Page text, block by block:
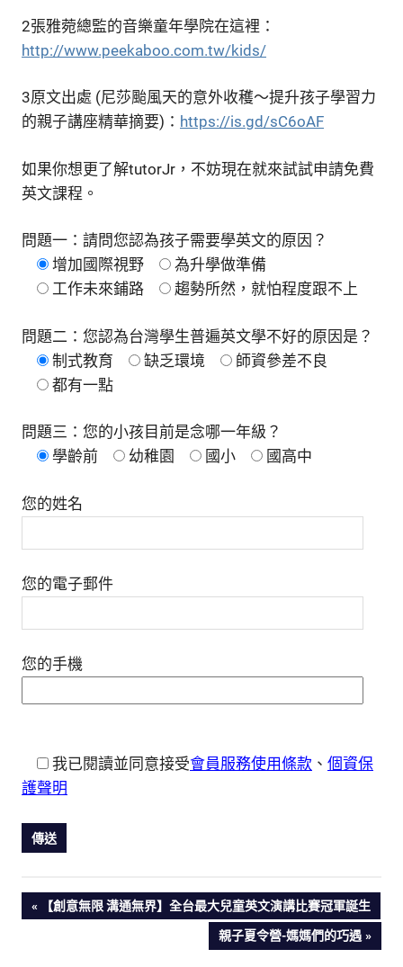
2張雅菀總監的音樂童年學院在這裡：
http://www.peekaboo.com.tw/kids/
3原文出處 (尼莎颱風天的意外收穫～提升孩子學習力
的親子講座精華摘要)： https://is.gd/sC6oAF
如果你想更了解tutorJr，不妨現在就來試試申請免費
英文課程。
問題一：請問您認為孩子需要學英文的原因？
增加國際視野
為升學做準備
工作未來鋪路
趨勢所然，就怕程度跟不上
問題二：您認為台灣學生普遍英文學不好的原因是？
制式教育
缺乏環境
師資參差不良
都有一點
問題三：您的小孩目前是念哪一年級？
學齡前
幼稚園 國小 國高中
您的姓名
您的電子郵件
您的手機
我已閱讀並同意接受會員服務使用條款 、 個資保
護聲明
文
PREVIOUS
【創意無限 溝通無界】全台最大兒童英文演講比賽冠軍誕生
NEXT
親子夏令營-媽媽們的巧遇